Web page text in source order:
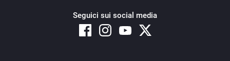
Seguici sui social media